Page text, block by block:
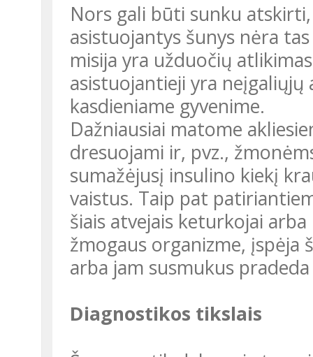
Nors gali būti sunku atskirti, būtina pabrėžti, kad terapiniai ir
asistuojantys šunys nėra
misija yra užduočių
asistuojantieji yra
kasdieniame gyvenime.
Dažniausiai matome akliesiems asistuojančius šunis, tačiau jie
dresuojami ir, pvz.,
sumažėjusį insulino kiekį
vaistus. Taip pat
šiais atvejais keturkojai
žmogaus organizme,
arba jam susmukus
Diagnostikos tikslais